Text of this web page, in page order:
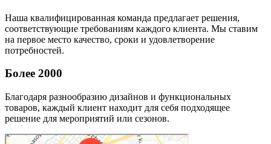
Наша квалифицированная команда предлагает решения,
соответствующие требованиям каждого клиента. Мы ставим
на первое место качество, сроки и удовлетворение
потребностей.
Более 2000
Благодаря разнообразию дизайнов и функциональных
товаров, каждый клиент находит для себя подходящее
решение для мероприятий или сезонов.